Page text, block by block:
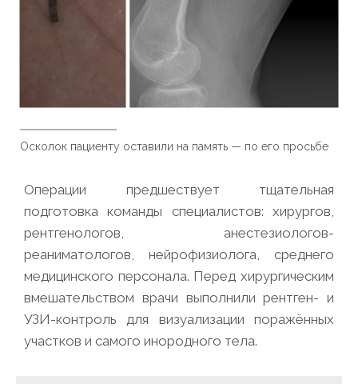
Осколок пациенту оставили на память — по его просьбе
Операции предшествует тщательная
подготовка команды специалистов: хирургов,
рентгенологов, анестезиологов-
реаниматологов, нейрофизиолога, среднего
медицинского персонала. Перед хирургическим
вмешательством врачи выполнили рентген- и
УЗИ-контроль для визуализации поражённых
участков и самого инородного тела.